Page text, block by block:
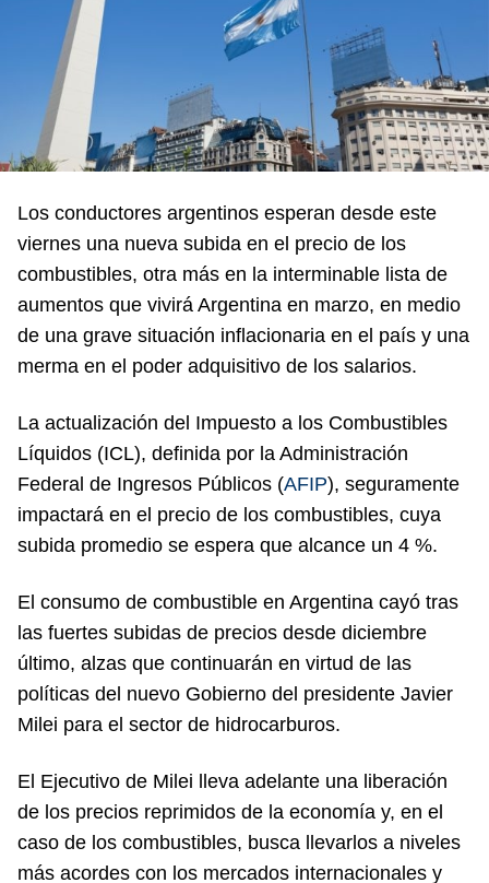
Los conductores argentinos esperan desde este
viernes una nueva subida en el precio de los
combustibles, otra más en la interminable lista de
aumentos que vivirá Argentina en marzo, en medio
de una grave situación inflacionaria en el país y una
merma en el poder adquisitivo de los salarios.
La actualización del Impuesto a los Combustibles
Líquidos (ICL), definida por la Administración
Federal de Ingresos Públicos (AFIP), seguramente
impactará en el precio de los combustibles, cuya
subida promedio se espera que alcance un 4 %.
El consumo de combustible en Argentina cayó tras
las fuertes subidas de precios desde diciembre
último, alzas que continuarán en virtud de las
políticas del nuevo Gobierno del presidente Javier
Milei para el sector de hidrocarburos.
El Ejecutivo de Milei lleva adelante una liberación
de los precios reprimidos de la economía y, en el
caso de los combustibles, busca llevarlos a niveles
más acordes con los mercados internacionales y